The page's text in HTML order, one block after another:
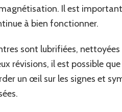
Il est
à bien fonctionner.
sont lubrifiées,
révisions, il est possible
un œil sur les signes et